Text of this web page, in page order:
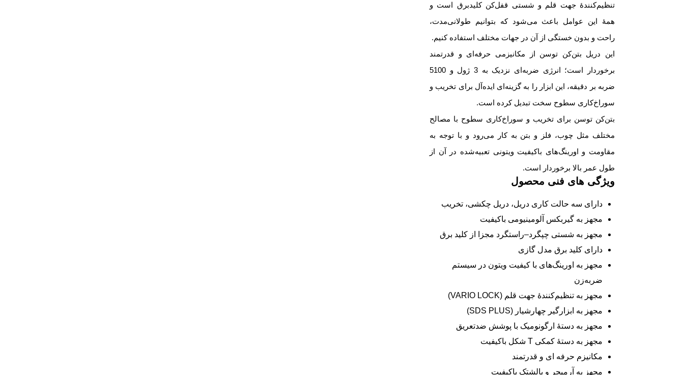
تنظیم‌کنندۀ جهت قلم و شستی قفل‌کن کلیدبرق است و
همۀ این عوامل باعث می‌شود که بتوانیم طولانی‌مدت،
راحت و بدون خستگی از آن در جهات مختلف استفاده کنیم.
این دریل‌ بتن‌کن توسن از مکانیزمی حرفه‌ای و قدرتمند
برخوردار است؛ انرژی ضربه‌ای نزدیک به 3 ژول و 5100
ضربه بر دقیقه، این ابزار را به گزینه‌ای ایده‌آل برای تخریب و
سوراخ‌کاری سطوح سخت تبدیل کرده است.
بتن‌کن توسن برای تخریب و سوراخ‌کاری سطوح با مصالح
مختلف مثل چوب، فلز و بتن به کار می‌رود و با توجه به
مقاومت و اورینگ‌های باکیفیت ویتونی تعبیه‌شده در آن از
طول عمر بالا برخوردار است.
ویژگی های فنی محصول
دارای سه حالت کاری دریل، دریل چکشی، تخریب
مجهز به گیربکس آلومینیومی باکیفیت
مجهز به شستی چپگرد–راستگرد مجزا از کلید برق
دارای کلید برق مدل گازی
مجهز به اورینگ‌های با کیفیت ویتون در سیستم
ضربه‌زن
مجهز به تنظیم‌کنندۀ جهت قلم (VARIO LOCK)
مجهز به ابزارگیر چهارشیار (SDS PLUS)
مجهز به دستۀ ارگونومیک با پوشش ضدتعریق
مجهز به دستۀ کمکی T شکل باکیفیت
مکانیزم حرفه ای و قدرتمند
مجهز به آرمیچر و بالشتک باکیفیت